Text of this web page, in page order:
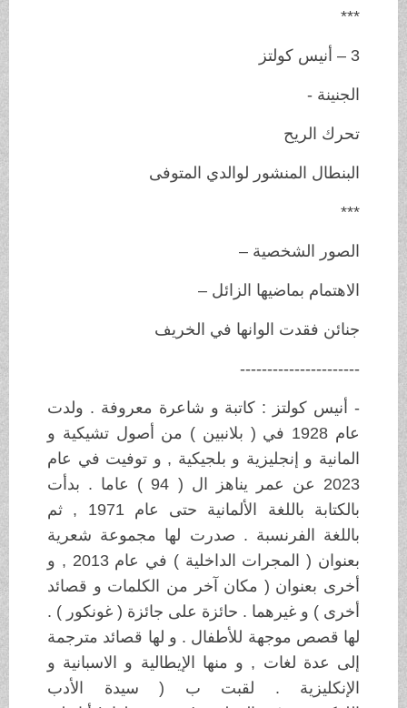
***
الجنينة -
تحرك الريح
البنطال المنشور لوالدي المتوفى
***
الصور الشخصية –
الاهتمام بماضيها الزائل –
جنائن فقدت الوانها في الخريف
----------------------
- أنيس كولتز : كاتبة و شاعرة معروفة . ولدت
عام 1928 في ( بلانبين ) من أصول تشيكية و
المانية و إنجليزية و بلجيكية , و توفيت في عام
2023 عن عمر يناهز ال ( 94 ) عاما . بدأت
بالكتابة باللغة الألمانية حتى عام 1971 , ثم
باللغة الفرنسبة . صدرت لها مجموعة شعرية
بعنوان ( المجرات الداخلية ) في عام 2013 , و
أخرى بعنوان ( مكان آخر من الكلمات و قصائد
أخرى ) و غيرهما . حائزة على جائزة ( غونكور ) .
لها قصص موجهة للأطفال . و لها قصائد مترجمة
إلى عدة لغات , و منها الإيطالية و الاسبانية و
الإنكليزية . لقبت ب ( سيدة الأدب